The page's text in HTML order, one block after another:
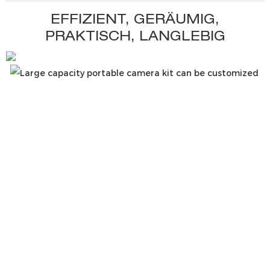
EFFIZIENT, GERÄUMIG,
PRAKTISCH, LANGLEBIG